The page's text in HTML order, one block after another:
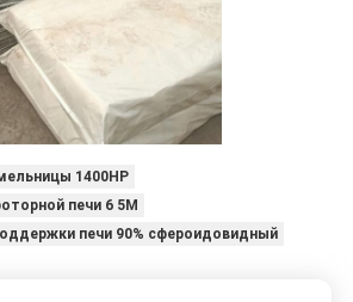
1400HP
печи 6 5M
печи 90% сфероидовидный